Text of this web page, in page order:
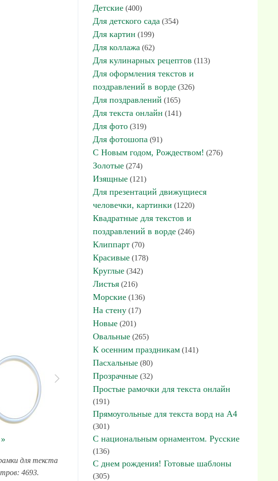
для текста
4693.
Детские (400)
Для детского сада (354)
Для картин (199)
Для коллажа (62)
Для кулинарных рецептов (113)
Для оформления текстов и
поздравлений в ворде (326)
Для поздравлений (165)
Для текста онлайн (141)
Для фото (319)
Для фотошопа (91)
С Новым годом, Рождеством! (276)
Золотые (274)
Изящные (121)
Для презентаций движущиеся
человечки, картинки (1220)
Квадратные для текстов и
поздравлений в ворде (246)
Клиппарт (70)
Красивые (178)
Круглые (342)
Листья (216)
Морские (136)
На стену (17)
Новые (201)
Овальные (265)
К осенним праздникам (141)
Пасхальные (80)
Прозрачные (32)
Простые рамочки для текста онлайн
(191)
Прямоугольные для текста ворд на А4
(301)
С национальным орнаментом. Русские
(136)
С днем рождения! Готовые шаблоны
(305)